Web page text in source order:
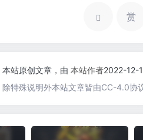
赏
本站原创文章，由 本站作者2022-12-
除特殊说明外本站文章皆由CC-4.0协